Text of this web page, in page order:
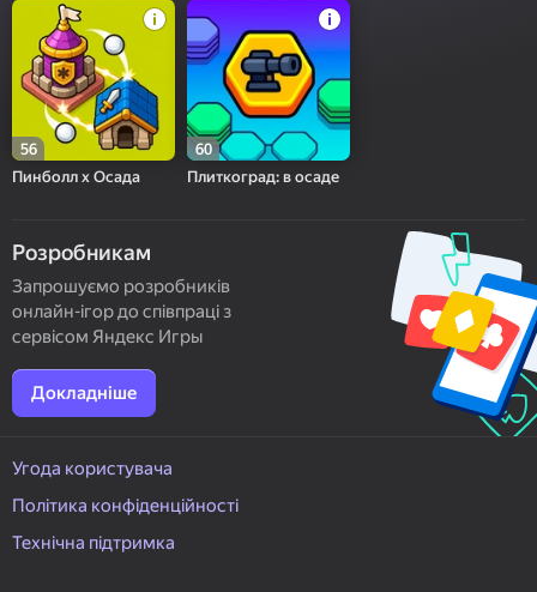
56
Пинболл х Осада
60
Плиткоград: в осаде
Розробникам
Запрошуємо розробників
онлайн-ігор до співпраці з
сервісом Яндекс Игры
Докладніше
Угода користувача
Політика конфіденційності
Технічна підтримка